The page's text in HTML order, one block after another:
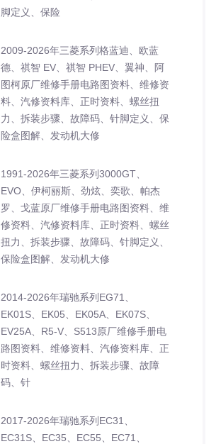
脚定义、保险
2009-2026年三菱系列格蓝迪、欧蓝
德、祺智 EV、祺智 PHEV、翼神、阿
图柯原厂维修手册电路图资料、维修资
料、汽修资料库、正时资料、螺丝扭
力、拆装步骤、故障码、针脚定义、保
险盒图解、发动机大修
1991-2026年三菱系列3000GT、
EVO、伊柯丽斯、劲炫、奕歌、帕杰
罗、戈蓝原厂维修手册电路图资料、维
修资料、汽修资料库、正时资料、螺丝
扭力、拆装步骤、故障码、针脚定义、
保险盒图解、发动机大修
2014-2026年瑞驰系列EG71、
EK01S、EK05、EK05A、EK07S、
EV25A、R5-V、S513原厂维修手册电
路图资料、维修资料、汽修资料库、正
时资料、螺丝扭力、拆装步骤、故障
码、针
2017-2026年瑞驰系列EC31、
EC31S、EC35、EC55、EC71、